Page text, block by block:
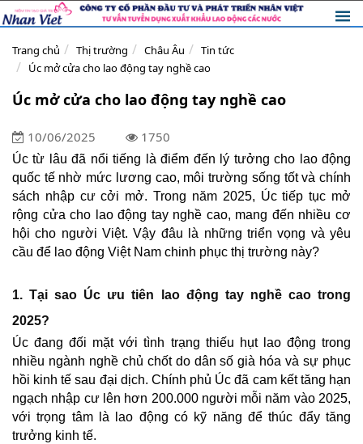
Trang chủ Thị trường Châu Âu
Tin tức
Úc mở cửa cho lao động tay nghề cao
Úc mở cửa cho lao động tay nghề cao
10/06/2025 1750
Úc từ lâu đã nổi tiếng là điểm đến lý tưởng cho lao động
quốc tế nhờ mức lương cao, môi trường sống tốt và chính
sách nhập cư cởi mở. Trong năm 2025, Úc tiếp tục mở
rộng cửa cho lao động tay nghề cao, mang đến nhiều cơ
hội cho người Việt. Vậy đâu là những triển vọng và yêu
cầu để lao động Việt Nam chinh phục thị trường này?
1. Tại sao Úc ưu tiên lao động tay nghề cao trong
2025?
Úc đang đối mặt với tình trạng thiếu hụt lao động trong
nhiều ngành nghề chủ chốt do dân số già hóa và sự phục
hồi kinh tế sau đại dịch. Chính phủ Úc đã cam kết tăng hạn
ngạch nhập cư lên hơn 200.000 người mỗi năm vào 2025,
với trọng tâm là lao động có kỹ năng để thúc đẩy tăng
trưởng kinh tế.